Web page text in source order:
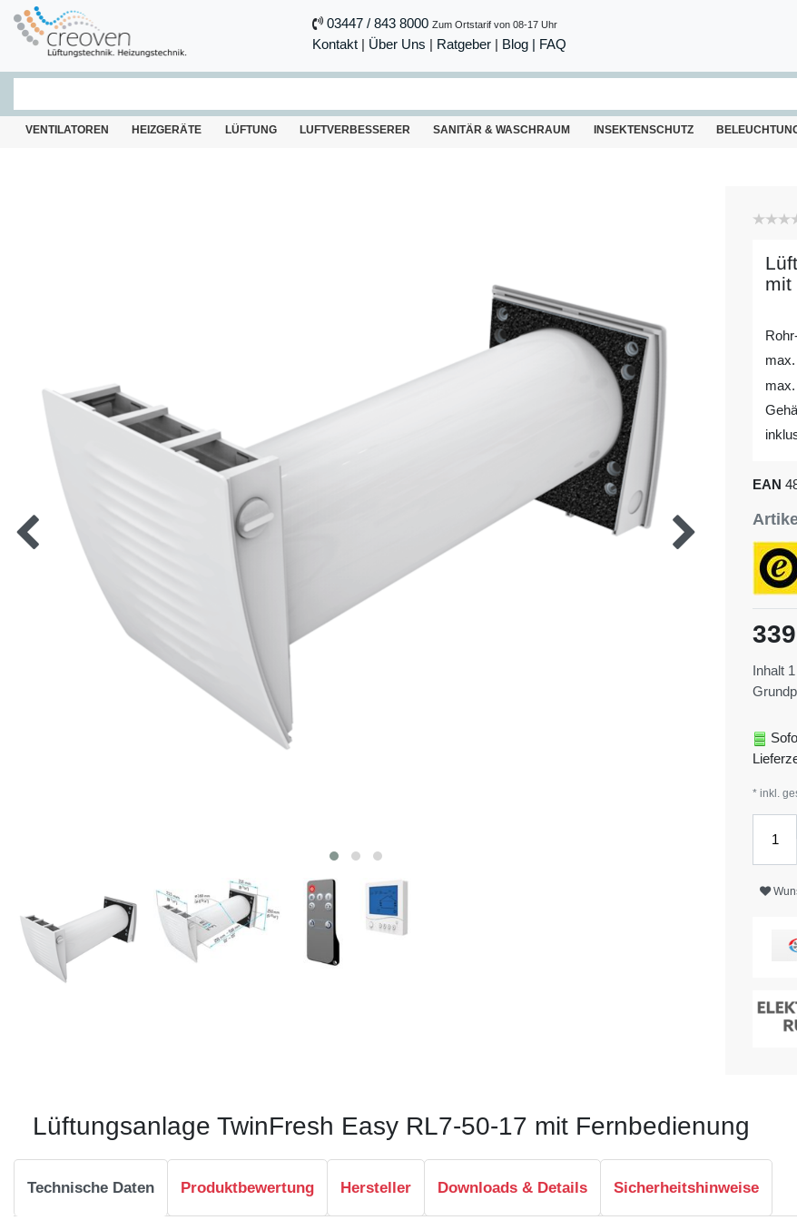
03447 / 843 8000 Zum Ortstarif von 08-17 Uhr
Kontakt| Über Uns | Ratgeber| Blog | FAQ
VENTILATOREN HEIZGERÄTE LÜFTUNG LUFTVERBESSERER SANITÄR & WASCHRAUM INSEKTENSCHUTZ
mit
EAN
Inhalt 1
* inkl.
Lüftungsanlage TwinFresh Easy RL7-50-17 mit Fernbedienung
Technische Daten Produktbewertung Hersteller Downloads & Details Sicherheitshinweise